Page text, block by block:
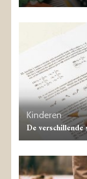
Kinderen
De verschillende